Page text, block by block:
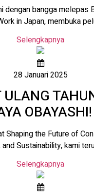
dengan bangga melepas
in Japan, membuka
Selengkapnya
28 Januari 2025
OBAYASHI!
Shaping the Future of
Sustainability, kami
Selengkapnya